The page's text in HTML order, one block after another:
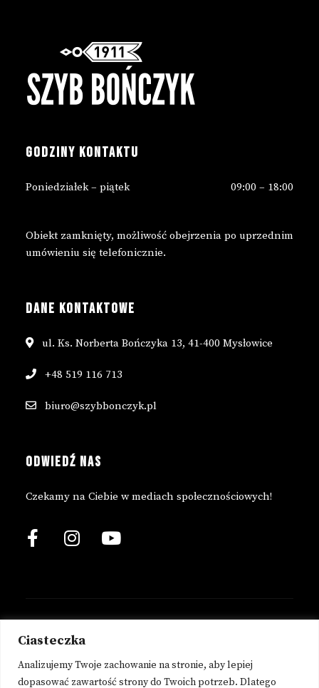
Ciasteczka
Analizujemy Twoje zachowanie na stronie, aby lepiej
dopasować zawartość strony do Twoich potrzeb. Dlatego
GODZINY KONTAKTU
Poniedziałek – piątek 09:00 – 18:00
Obiekt zamknięty, możliwość obejrzenia po uprzednim
umówieniu się telefonicznie.
DANE KONTAKTOWE
ul. Ks. Norberta Bończyka 13, 41-400 Mysłowice
+48 519 116 713
biuro@szybbonczyk.pl
ODWIEDŹ NAS
Czekamy na Ciebie w mediach społecznościowych!
POLITYKA PRYWATNOŚCI